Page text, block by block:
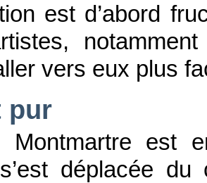
est d’abord
vers eux plus
pur
Montmartre est
déplacée